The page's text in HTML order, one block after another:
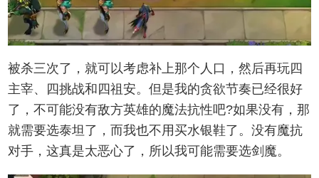
被杀三次了，就可以考虑补上那个人口，然后再玩四
主宰、四挑战和四祖安。但是我的贪欲节奏已经很好
了，不可能没有敌方英雄的魔法抗性吧?如果没有，那
就需要选泰坦了，而我也不用买水银鞋了。没有魔抗
对手，这真是太恶心了，所以我可能需要选剑魔。